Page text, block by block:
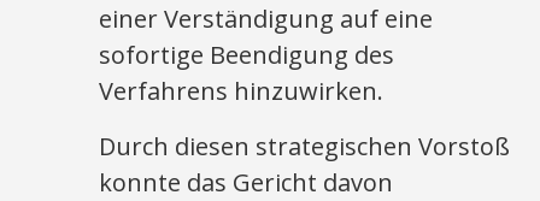
einer Verständigung auf eine
sofortige Beendigung des
Verfahrens hinzuwirken.
Durch diesen strategischen Vorstoß
konnte das Gericht davon